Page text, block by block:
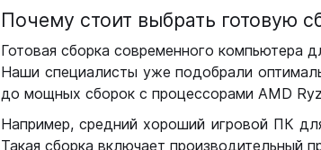
Почему стоит выбрать готовую
Готовая сборка современного компьютера
Наши специалисты уже подобрали
до мощных сборок с процессорами AMD
Например, средний хороший игровой ПК
Такая сборка включает производительный